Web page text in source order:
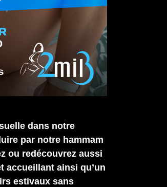
dans notre
par notre hammam
ou redécouvrez aussi
accueillant ainsi qu’un
estivaux sans